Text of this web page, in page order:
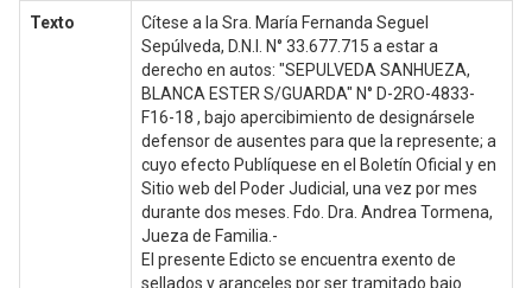
Texto
Cítese a la Sra. María Fernanda Seguel
Sepúlveda, D.N.I. N° 33.677.715 a estar a
derecho en autos: "SEPULVEDA SANHUEZA,
BLANCA ESTER S/GUARDA" N° D-2RO-4833-
F16-18 , bajo apercibimiento de designársele
defensor de ausentes para que la represente; a
cuyo efecto Publíquese en el Boletín Oficial y en
Sitio web del Poder Judicial, una vez por mes
durante dos meses. Fdo. Dra. Andrea Tormena,
Jueza de Familia.-
El presente Edicto se encuentra exento de
sellados y aranceles por ser tramitado bajo